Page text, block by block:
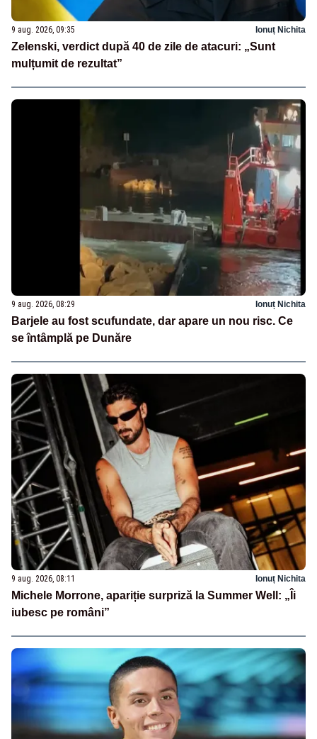
9 aug. 2026, 09:35 Ionuț Nichita
Zelenski, verdict după 40 de zile de atacuri: „Sunt
mulțumit de rezultat”
9 aug. 2026, 08:29 Ionuț Nichita
Barjele au fost scufundate, dar apare un nou risc. Ce
se întâmplă pe Dunăre
9 aug. 2026, 08:11 Ionuț Nichita
Michele Morrone, apariție surpriză la Summer Well: „Îi
iubesc pe români”